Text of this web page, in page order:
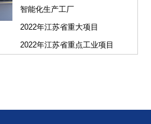
智能化生产工厂
2022年江苏省重大项目
2022年江苏省重点工业项目